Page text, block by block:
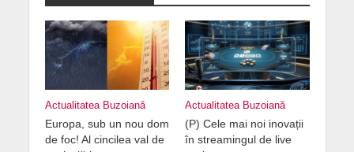
Actualitatea Buzoiană
Europa, sub un nou dom
de foc! Al cincilea val de
Actualitatea Buzoiană
(P) Cele mai noi inovații
în streamingul de live